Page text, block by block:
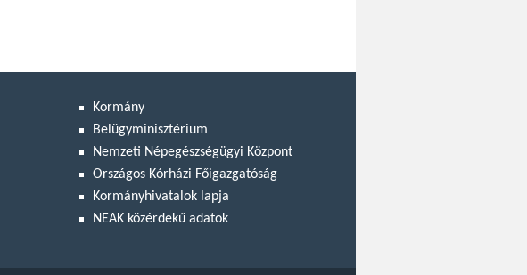
Kormány
Belügyminisztérium
Nemzeti Népegészségügyi Központ
Országos Kórházi Főigazgatóság
Kormányhivatalok lapja
NEAK közérdekű adatok